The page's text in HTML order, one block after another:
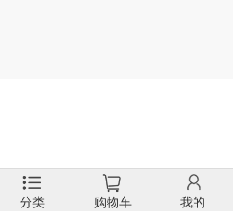
分类 购物车 我的